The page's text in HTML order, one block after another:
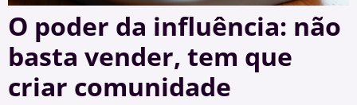
O poder da influência: não
basta vender, tem que
criar comunidade